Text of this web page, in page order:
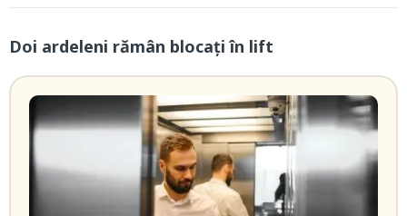
Doi ardeleni rămân blocați în lift